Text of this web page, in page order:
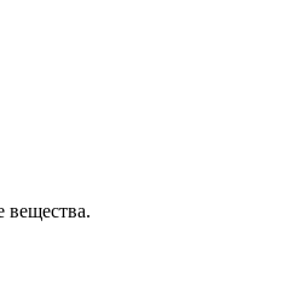
вещества.